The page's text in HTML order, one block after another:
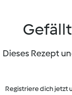
Dieses Rezept
Registriere dich jetzt